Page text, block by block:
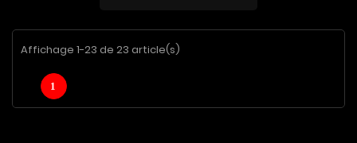
Affichage 1-23 de 23 article(s)
1